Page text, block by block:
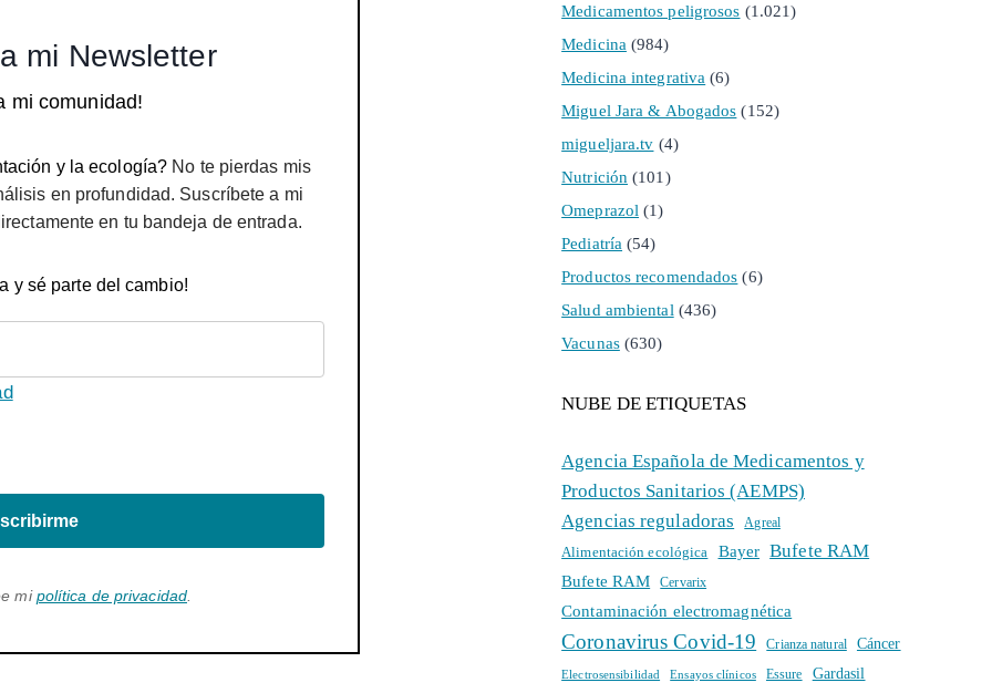
mi Newsletter
mi comunidad!
y la ecología? No te pierdas mis
en profundidad. Suscríbete a mi
en tu bandeja de entrada.
y sé parte del cambio!
mipolítica de privacidad
Medicamentos peligrosos (1.021)
Medicina (984)
Medicina integrativa (6)
Miguel Jara & Abogados (152)
migueljara.tv (4)
Nutrición (101)
Omeprazol (1)
Pediatría (54)
Productos recomendados (6)
Salud ambiental (436)
Vacunas(630)
NUBE DE ETIQUETAS
Agencia Española de Medicamentos y
Productos Sanitarios (AEMPS)
Agencias reguladoras
Agreal
Alimentación ecológica Bayer Bufete RAM
Bufete RAM Cervarix
Contaminación electromagnética
Coronavirus Covid-19 Crianza natural Cáncer
Electrosensibilidad Ensayos clínicos Essure Gardasil